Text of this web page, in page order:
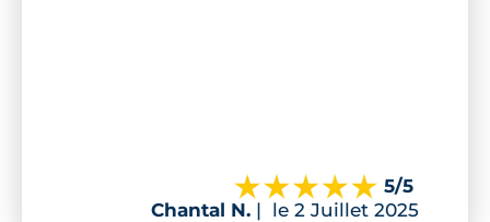
5/5
Chantal N. | le 2 Juillet 2025